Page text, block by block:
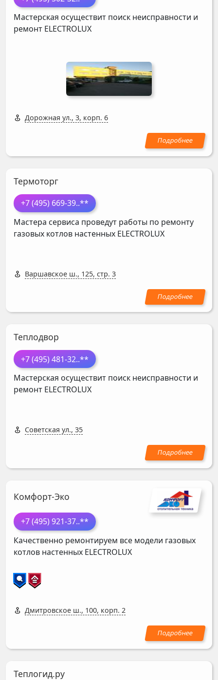
Мастерская осуществит поиск неисправности и
ремонт ELECTROLUX
Дорожная ул., 3, корп. 6
Термоторг
+7 (495) 669-39..**
Мастера сервиса проведут работы по ремонту
газовых котлов настенных ELECTROLUX
Варшавское ш., 125, стр. 3
Теплодвор
+7 (495) 481-32..**
Мастерская осуществит поиск неисправности и
ремонт ELECTROLUX
Советская ул., 35
Комфорт-Эко
+7 (495) 921-37..**
Качественно ремонтируем все модели газовых
котлов настенных ELECTROLUX
Дмитровское ш., 100, корп. 2
Теплогид.ру